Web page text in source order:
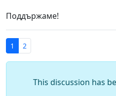
Поддържаме!
1 2
This discussion has